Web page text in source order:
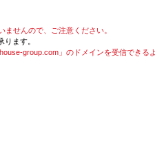
せんので、ご注意ください。
ります。
group.com」のドメインを受信できるよ